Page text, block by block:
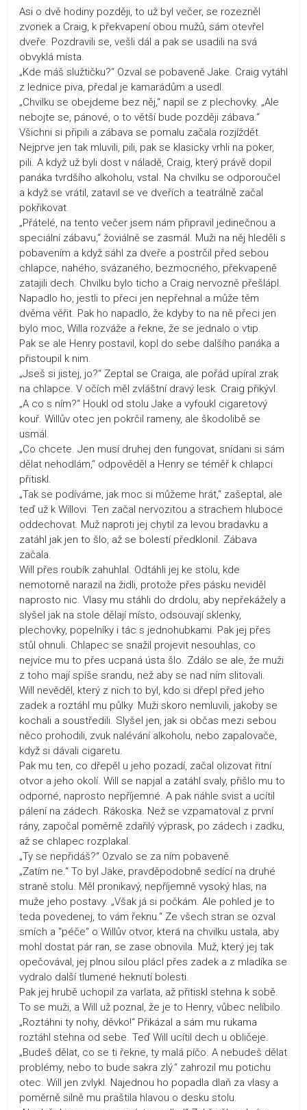
Asi o dvě hodiny později, to už byl večer, se rozezněl
zvonek a Craig, k překvapení obou mužů, sám otevřel
dveře. Pozdravili se, vešli dál a pak se usadili na svá
obvyklá místa.
„Kde máš služtičku?“ Ozval se pobaveně Jake. Craig vytáhl
z lednice piva, předal je kamarádům a usedl.
„Chvilku se obejdeme bez něj,“ napil se z plechovky. „Ale
nebojte se, pánové, o to větší bude později zábava.“
Všichni si připili a zábava se pomalu začala rozjíždět.
Nejprve jen tak mluvili, pili, pak se klasicky vrhli na poker,
pili. A když už byli dost v náladě, Craig, který právě dopil
panáka tvrdšího alkoholu, vstal. Na chvilku se odporoučel
a když se vrátil, zatavil se ve dveřích a teatrálně začal
pokřikovat.
„Přátelé, na tento večer jsem nám připravil jedinečnou a
speciální zábavu,“ žoviálně se zasmál. Muži na něj hleděli s
pobavením a když sáhl za dveře a postrčil před sebou
chlapce, nahého, svázaného, bezmocného, překvapeně
zatajili dech. Chvilku bylo ticho a Craig nervozně přešlápl.
Napadlo ho, jestli to přeci jen nepřehnal a může těm
dvěma věřit. Pak ho napadlo, že kdyby to na ně přeci jen
bylo moc, Willa rozváže a řekne, že se jednalo o vtip.
Pak se ale Henry postavil, kopl do sebe dalšího panáka a
přistoupil k nim.
„Jseš si jistej, jo?“ Zeptal se Craiga, ale pořád upíral zrak
na chlapce. V očích měl zvláštní dravý lesk. Craig přikývl.
„A co s ním?“ Houkl od stolu Jake a vyfoukl cigaretový
kouř. Willův otec jen pokrčil rameny, ale škodolibě se
usmál.
„Co chcete. Jen musí druhej den fungovat, snídani si sám
dělat nehodlám,“ odpověděl a Henry se téměř k chlapci
přitiskl.
„Tak se podíváme, jak moc si můžeme hrát,“ zašeptal, ale
teď už k Willovi. Ten začal nervozitou a strachem hluboce
oddechovat. Muž naproti jej chytil za levou bradavku a
zatáhl jak jen to šlo, až se bolestí předklonil. Zábava
začala.
Will přes roubík zahuhlal. Odtáhli jej ke stolu, kde
nemotorně narazil na židli, protože přes pásku neviděl
naprosto nic. Vlasy mu stáhli do drdolu, aby nepřekážely a
slyšel jak na stole dělají místo, odsouvají sklenky,
plechovky, popelníky i tác s jednohubkami. Pak jej přes
stůl ohnuli. Chlapec se snažil projevit nesouhlas, co
nejvíce mu to přes ucpaná ústa šlo. Zdálo se ale, že muži
z toho mají spíše srandu, než aby se nad ním slitovali.
Will nevěděl, který z nich to byl, kdo si dřepl před jeho
zadek a roztáhl mu půlky. Muži skoro nemluvili, jakoby se
kochali a soustředili. Slyšel jen, jak si občas mezi sebou
něco prohodili, zvuk nalévání alkoholu, nebo zapalovače,
když si dávali cigaretu.
Pak mu ten, co dřepěl u jeho pozadí, začal olizovat řitní
otvor a jeho okolí. Will se napjal a zatáhl svaly, přišlo mu to
odporné, naprosto nepříjemné. A pak náhle svist a ucítil
pálení na zádech. Rákoska. Než se vzpamatoval z první
rány, započal poměrně zdařilý výprask, po zádech i zadku,
až se chlapec rozplakal.
„Ty se nepřidáš?“ Ozvalo se za ním pobaveně.
„Zatím ne.“ To byl Jake, pravděpodobně sedící na druhé
straně stolu. Měl pronikavý, nepříjemně vysoký hlas, na
muže jeho postavy. „Však já si počkám. Ale pohled je to
teda povedenej, to vám řeknu.“ Ze všech stran se ozval
smích a “péče“ o Willův otvor, která na chvilku ustala, aby
mohl dostat pár ran, se zase obnovila. Muž, který jej tak
opečovával, jej plnou silou plácl přes zadek a z mladíka se
vydralo další tlumené heknutí bolesti.
Pak jej hrubě uchopil za varlata, až přitiskl stehna k sobě.
To se muži, a Will už poznal, že je to Henry, vůbec nelíbilo.
„Roztáhni ty nohy, děvko!“ Přikázal a sám mu rukama
roztáhl stehna od sebe. Teď Will ucítil dech u obličeje.
„Budeš dělat, co se ti řekne, ty malá píčo. A nebudeš dělat
problémy, nebo to bude sakra zlý.“ zahrozil mu potichu
otec. Will jen zvlykl. Najednou ho popadla dlaň za vlasy a
poměrně silně mu praštila hlavou o desku stolu.